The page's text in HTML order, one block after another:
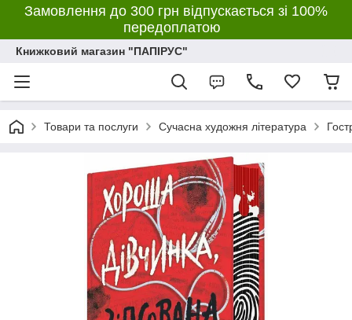
Замовлення до 300 грн відпускається зі 100%
передоплатою
Книжковий магазин "ПАПІРУС"
Товари та послуги Сучасна художня література